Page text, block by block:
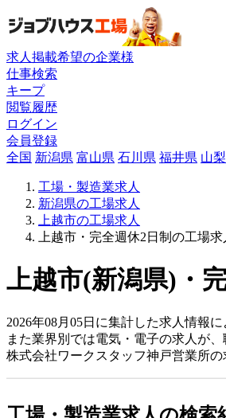
求人掲載希望の企業様
仕事検索
キープ
閲覧履歴
ログイン
会員登録
全国 新潟県 富山県 石川県 福井県 山
工場・製造業求人
新潟県の工場求人
上越市の工場求人
上越市・完全週休2日制の工場求
上越市(新潟県)・
2026年08月05日に集計した求人情報
また業界別では電気・電子の求人が
株式会社ワークスタッフ神戸営業所